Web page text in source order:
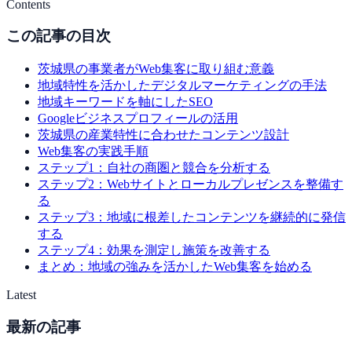
Contents
この記事の目次
茨城県の事業者がWeb集客に取り組む意義
地域特性を活かしたデジタルマーケティングの手法
地域キーワードを軸にしたSEO
Googleビジネスプロフィールの活用
茨城県の産業特性に合わせたコンテンツ設計
Web集客の実践手順
ステップ1：自社の商圏と競合を分析する
ステップ2：Webサイトとローカルプレゼンスを整備す
る
ステップ3：地域に根差したコンテンツを継続的に発信
する
ステップ4：効果を測定し施策を改善する
まとめ：地域の強みを活かしたWeb集客を始める
Latest
最新の記事